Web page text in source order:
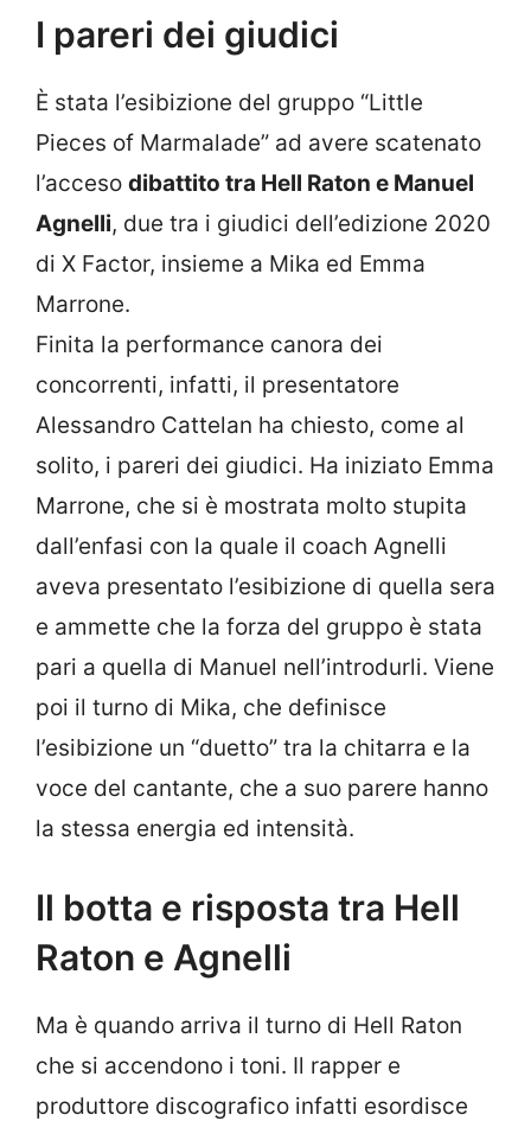
I pareri dei giudici
È stata l’esibizione del gruppo “Little
Pieces of Marmalade” ad avere scatenato
l’acceso dibattito tra Hell Raton e Manuel
Agnelli, due tra i giudici dell’edizione 2020
di X Factor, insieme a Mika ed Emma
Marrone.
Finita la performance canora dei
concorrenti, infatti, il presentatore
Alessandro Cattelan ha chiesto, come al
solito, i pareri dei giudici. Ha iniziato Emma
Marrone, che si è mostrata molto stupita
dall’enfasi con la quale il coach Agnelli
aveva presentato l’esibizione di quella sera
e ammette che la forza del gruppo è stata
pari a quella di Manuel nell’introdurli. Viene
poi il turno di Mika, che definisce
l’esibizione un “duetto” tra la chitarra e la
voce del cantante, che a suo parere hanno
la stessa energia ed intensità.
Il botta e risposta tra Hell
Raton e Agnelli
Ma è quando arriva il turno di Hell Raton
che si accendono i toni. Il rapper e
produttore discografico infatti esordisce